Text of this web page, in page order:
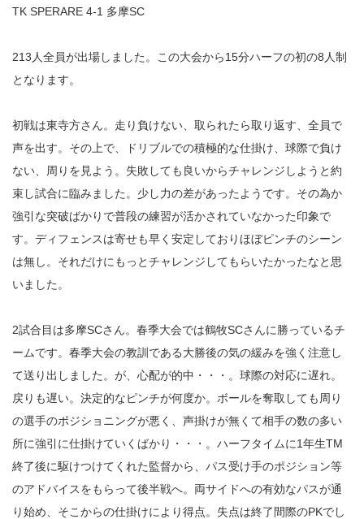
TK SPERARE 4-1 多摩SC
213人全員が出場しました。この大会から15分ハーフの初の8人制
となります。
初戦は東寺方さん。走り負けない、取られたら取り返す、全員で
声を出す。その上で、ドリブルでの積極的な仕掛け、球際で負け
ない、周りを見よう。失敗しても良いからチャレンジしようと約
束し試合に臨みました。少し力の差があったようです。その為か
強引な突破ばかりで普段の練習が活かされていなかった印象で
す。ディフェンスは寄せも早く安定しておりほぼピンチのシーン
は無し。それだけにもっとチャレンジしてもらいたかったなと思
いました。
2試合目は多摩SCさん。春季大会では鶴牧SCさんに勝っているチ
ームです。春季大会の教訓である大勝後の気の緩みを強く注意し
て送り出しました。が、心配が的中・・・。球際の対応に遅れ。
戻りも遅い。決定的なピンチが何度か。ボールを奪取しても周り
の選手のポジショニングが悪く、声掛けが無くて相手の数の多い
所に強引に仕掛けていくばかり・・・。ハーフタイムに1年生TM
終了後に駆けつけてくれた監督から、パス受け手のポジション等
のアドバイスをもらって後半戦へ。両サイドへの有効なパスが通
り始め、そこからの仕掛けにより得点。失点は終了間際のPKでし